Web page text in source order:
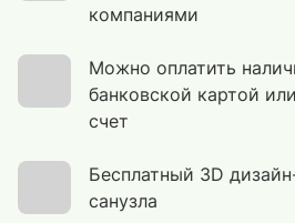
компаниями
Можно оплатить
банковской картой
счет
Бесплатный 3D
санузла